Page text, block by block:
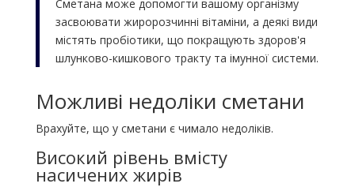
Сметана може допомогти вашому організму
засвоювати жиророзчинні вітаміни, а деякі види
містять пробіотики, що покращують здоров'я
шлунково-кишкового тракту та імунної системи.
Можливі недоліки сметани
Врахуйте, що у сметани є чимало недоліків.
Високий рівень вмісту
насичених жирів